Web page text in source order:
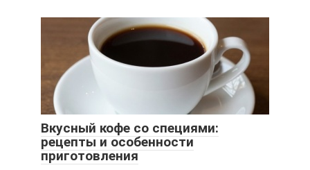
Вкусный кофе со специями:
рецепты и особенности
приготовления